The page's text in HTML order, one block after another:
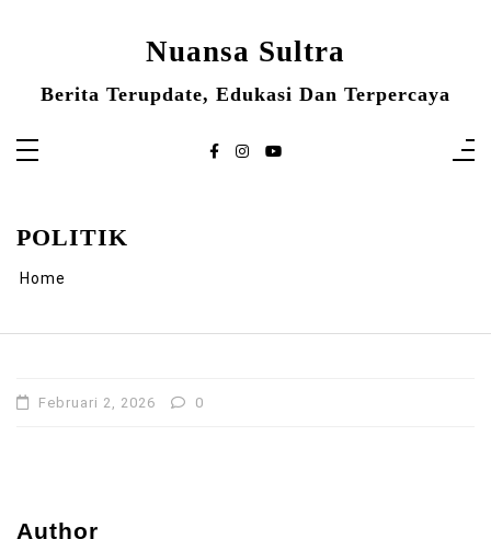
Nuansa Sultra
Berita Terupdate, Edukasi Dan Terpercaya
POLITIK
Home
Februari 2, 2026 0
Author